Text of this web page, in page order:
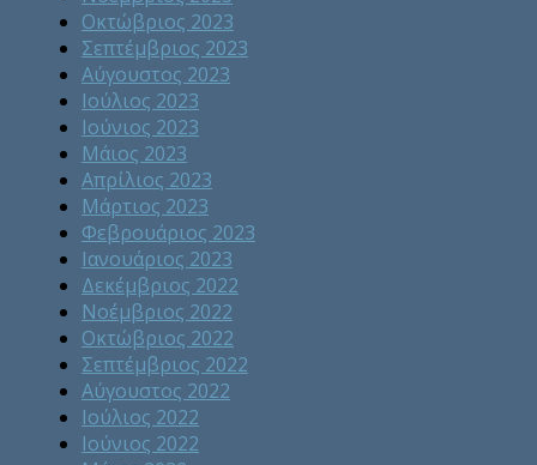
Οκτώβριος 2023
Σεπτέμβριος 2023
Αύγουστος 2023
Ιούλιος 2023
Ιούνιος 2023
Μάιος 2023
Απρίλιος 2023
Μάρτιος 2023
Φεβρουάριος 2023
Ιανουάριος 2023
Δεκέμβριος 2022
Νοέμβριος 2022
Οκτώβριος 2022
Σεπτέμβριος 2022
Αύγουστος 2022
Ιούλιος 2022
Ιούνιος 2022